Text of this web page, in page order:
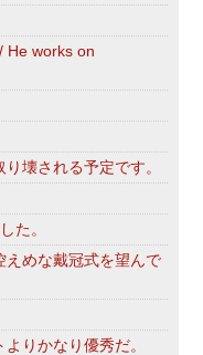
He works on
壊される予定です。
た。
えめな戴冠式を望んで
りかなり優秀だ。